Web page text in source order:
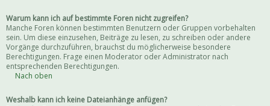
Warum kann ich auf bestimmte Foren nicht zugreifen?
Manche Foren können bestimmten Benutzern oder Gruppen vorbehalten
sein. Um diese einzusehen, Beiträge zu lesen, zu schreiben oder andere
Vorgänge durchzuführen, brauchst du möglicherweise besondere
Berechtigungen. Frage einen Moderator oder Administrator nach
entsprechenden Berechtigungen.
Nach oben
Weshalb kann ich keine Dateianhänge anfügen?